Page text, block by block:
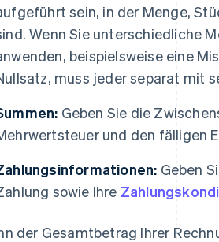
sein, in der Menge,
Wenn Sie unterschiedliche
beispielsweise eine
muss jeder separat mit
Geben Sie die
und den fälligen
Geben
sowie Ihre
der Gesamtbetrag Ihrer